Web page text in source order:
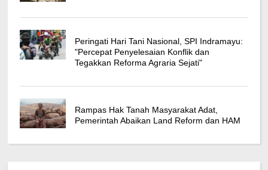
Peringati Hari Tani Nasional, SPI Indramayu:
"Percepat Penyelesaian Konflik dan
Tegakkan Reforma Agraria Sejati"
Rampas Hak Tanah Masyarakat Adat,
Pemerintah Abaikan Land Reform dan HAM